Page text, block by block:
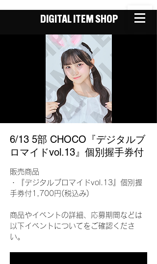
DIGITAL ITEM SHOP
6/13 5部 CHOCO『デジタルブ
ロマイドvol.13』個別握手券付
販売商品
・『デジタルブロマイドvol.13』個別握
手券付1,700円(税込み)
商品やイベントの詳細、応募期間などは
以下イベントについてをご確認くださ
い。